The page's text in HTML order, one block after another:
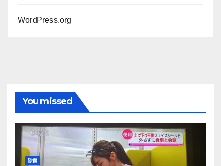
WordPress.org
You missed
除菌